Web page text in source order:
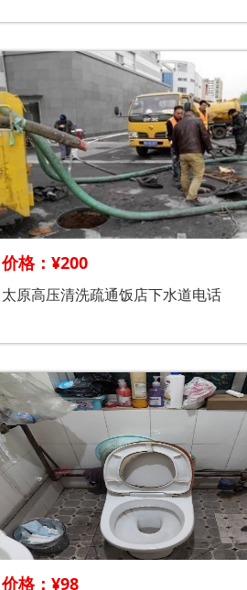
价格：¥200
太原高压清洗疏通饭店下水道电话
价格：¥98